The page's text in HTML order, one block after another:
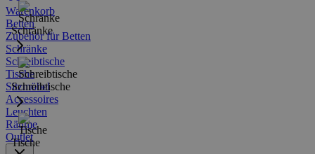
Warenkorb
Schränke
Schreibtische
Tische
Betten
Zubehör für Betten
Schränke
Schreibtische
Tische
Sitzmöbel
Accessoires
Leuchten
Räume
Outlet